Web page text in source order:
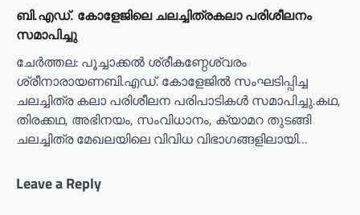
ബി.എഡ്. കോളേജിലെ ചലച്ചിത്രകലാ പരിശീലനം
സമാപിച്ചു
ചേർത്തല: പൂച്ചാക്കൽ ശ്രീകണ്ഠേശ്വരം
ശ്രീനാരായണബി.എഡ്. കോളേജിൽ സംഘടിപ്പിച്ച
ചലച്ചിത്ര കലാ പരിശീലന പരിപാടികൾ സമാപിച്ചു.കഥ,
തിരക്കഥ, അഭിനയം, സംവിധാനം, ക്യാമറ തുടങ്ങി
ചലച്ചിത്ര മേഖലയിലെ വിവിധ വിഭാഗങ്ങളിലായി…
Leave a Reply